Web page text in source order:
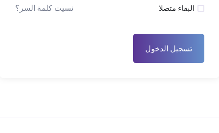
البقاء متصلا نسيت كلمة السر؟
تسجيل الدخول